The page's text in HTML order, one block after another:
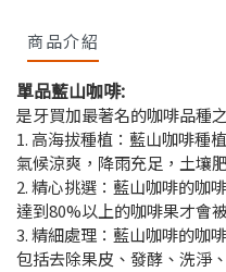
商品介紹
單品藍山咖啡:
是牙買加最著名的咖啡品種
1. 高海拔種植：藍山咖啡種
氣候涼爽，降雨充足，土壤
2. 精心挑選：藍山咖啡的咖
達到80%以上的咖啡果才會
3. 精細處理：藍山咖啡的咖
包括去除果皮、發酵、洗淨